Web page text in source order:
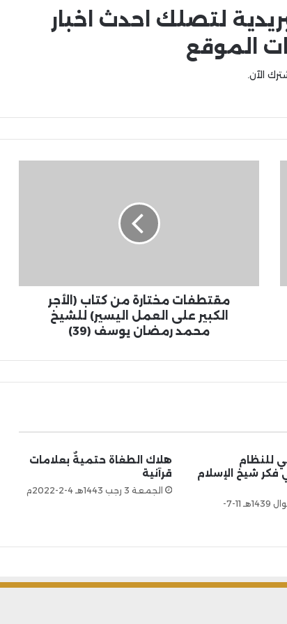
لتصلك احدث اخبار
الموقع
الآن.
مقتطفات مختارة من كتاب (الأجر
الكبير على العمل اليسير) للشيخ
محمد رمضان يوسف (39)
للنظام
فكر شيخ الإسلام
الأربعاء 27 شوال 1439هـ 11-7-
هلاك الطغاة حتميةٌ بعلامات
قرآنية
الجمعة 3 رجب 1443هـ 4-2-2022م